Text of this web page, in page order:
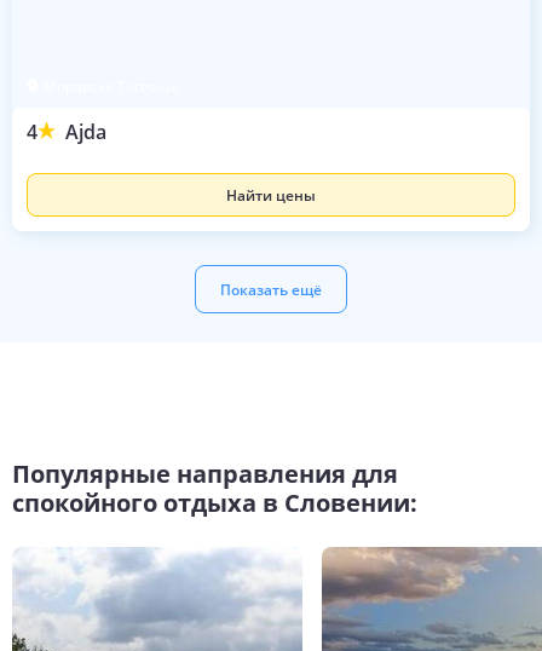
4 Ajda
Найти цены
Показать ещё
Популярные направления для
спокойного отдыха в Словении: